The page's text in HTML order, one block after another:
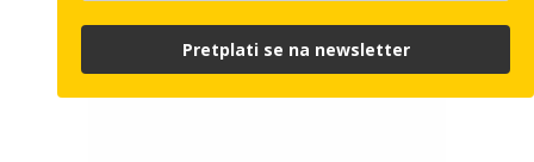
Pretplati se na newsletter